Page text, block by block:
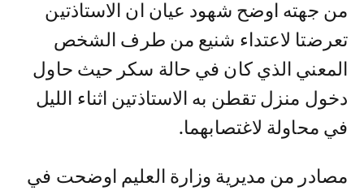
من جهته اوضح شهود عيان ان الاستاذتين
تعرضتا لاعتداء شنيع من طرف الشخص
المعني الذي كان في حالة سكر حيث حاول
دخول منزل تقطن به الاستاذتين اثناء الليل
في محاولة لاغتصابهما.
مصادر من مديرية وزارة العليم اوضحت في